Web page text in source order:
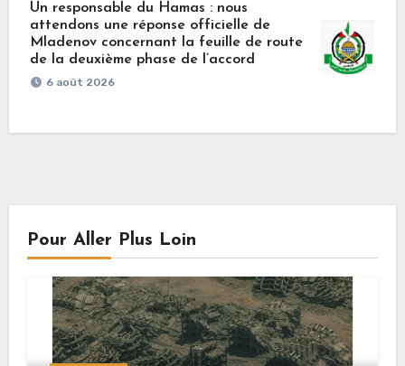
Un responsable du Hamas : nous
attendons une réponse officielle de
Mladenov concernant la feuille de route
de la deuxième phase de l’accord
6 août 2026
Pour Aller Plus Loin